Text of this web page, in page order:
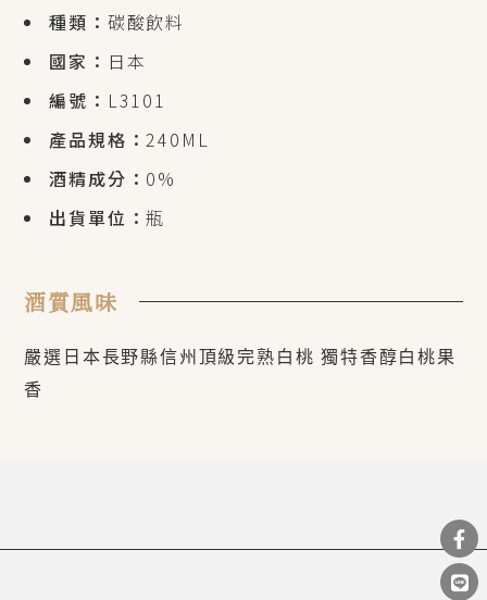
種類： 碳酸飲料
國家： 日本
編號： L3101
產品規格：240ML
酒精成分： 0%
出貨單位：瓶
酒質風味
嚴選日本長野縣信州頂級完熟白桃 獨特香醇白桃果
香